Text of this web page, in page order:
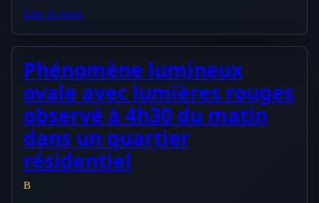
Lire la suite
Phénomène lumineux
ovale avec lumières rouges
observé à 4h30 du matin
dans un quartier
résidentiel
B